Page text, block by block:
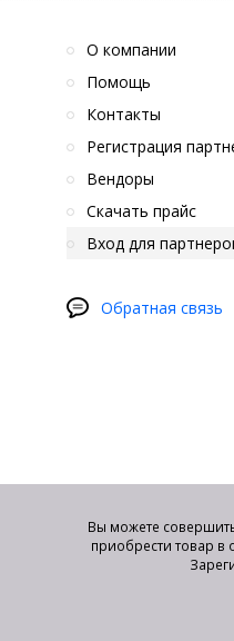
О компании
Помощь
Контакты
Регистрация
Вендоры
Скачать прайс
Вход для
Обратная связь
Вы можете
приобрести товар в